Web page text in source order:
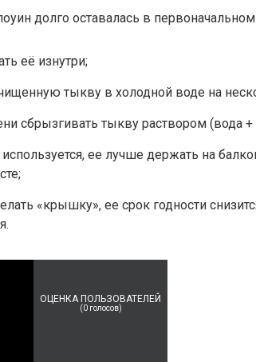
долго оставалась в
её изнутри;
тыкву в холодной воде на
сбрызгивать тыкву раствором (вода +
ее лучше держать на
«крышку», ее срок годности
ОЦЕНКА ПОЛЬЗОВАТЕЛЕЙ
(0голосов)